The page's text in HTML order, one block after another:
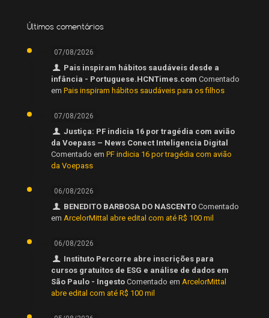
Últimos comentários
07/08/2026
Pais inspiram hábitos saudáveis desde a
infância - Portuguese.HCNTimes.com Comentado
em Pais inspiram hábitos saudáveis para os filhos
07/08/2026
Justiça: PF indicia 16 por tragédia com avião
da Voepass – News Conect Inteligencia Digital
Comentado em PF indicia 16 por tragédia com avião
da Voepass
06/08/2026
BENEDITO BARBOSA DO NASCENTO Comentado
em ArcelorMittal abre edital com até R$ 100 mil
06/08/2026
Instituto Percorre abre inscrições para
cursos gratuitos de ESG e análise de dados em
São Paulo - Ingesto Comentado em ArcelorMittal
abre edital com até R$ 100 mil